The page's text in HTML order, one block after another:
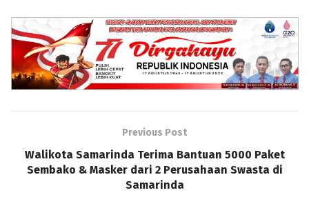
Previous Post
Walikota Samarinda Terima Bantuan 5000 Paket
Sembako & Masker dari 2 Perusahaan Swasta di
Samarinda